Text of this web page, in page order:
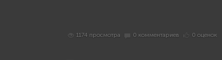
1174 просмотра 0 комментариев 0 оценок